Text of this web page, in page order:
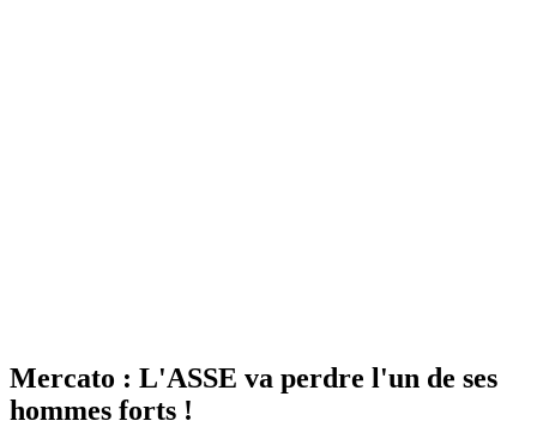
Mercato : L'ASSE va perdre l'un de ses
hommes forts !